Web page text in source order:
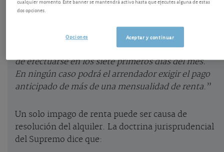
del mes.
Dice el art. 17.2 de la LAU: “ Salvo pacto en
contrario, el pago de la renta será mensual y habrá
de efectuarse en los siete primeros días del mes.
En ningún caso podrá el arrendador exigir el pago
anticipado de más de una mensualidad de renta.”
Un solo impago de renta puede ser causa de
resolución del alquiler. La doctrina jurisprudencial
del Supremo dice que:
dos opciones.
Aceptar y continuar
Opciones